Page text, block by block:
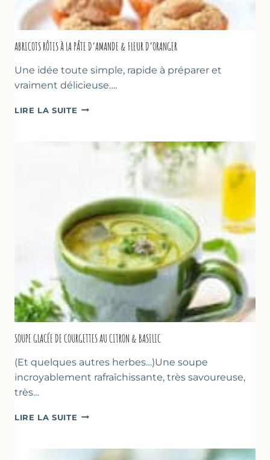
ABRICOTS RÔTIS À LA PÂTE D’AMANDE & FLEUR D’ORANGER
Une idée toute simple, rapide à préparer et
vraiment délicieuse….
LIRE LA SUITE ABRICOTS
D’ORANGER
SOUPE GLACÉE DE COURGETTES AU CITRON & BASILIC
(Et quelques autres herbes…)Une soupe
incroyablement rafraîchissante, très savoureuse,
très…
LIRE LA SUITE SOUPE
COURGETTES